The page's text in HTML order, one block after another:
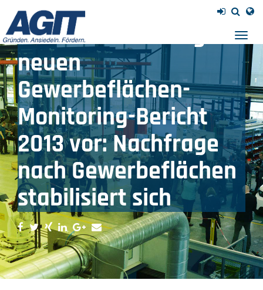
PM 16/14 - AGIT legt
neuen
Gewerbeflächen-
Monitoring-Bericht
2013 vor: Nachfrage
nach Gewerbeflächen
stabilisiert sich